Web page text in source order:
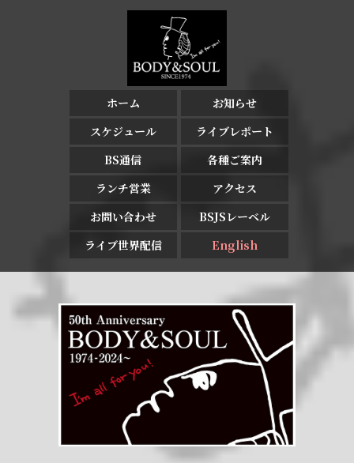
ホーム
お知らせ
スケジュール
ライブレポート
BS通信
各種ご案内
ランチ営業
アクセス
お問い合わせ
BSJSレーベル
ライブ世界配信
English